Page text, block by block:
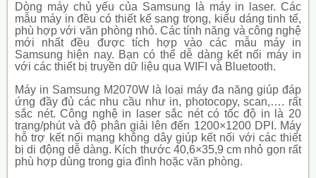
Dòng máy chủ yếu của Samsung là máy in laser. Các
mẫu máy in đều có thiết kế sang trọng, kiểu dáng tinh tế,
phù hợp với văn phòng nhỏ. Các tính năng và công nghệ
mới nhất đều được tích hợp vào các mẫu máy in
Samsung hiện nay. Bạn có thể dễ dàng kết nối máy in
với các thiết bị truyền dữ liệu qua WIFI và Bluetooth.
Máy in Samsung M2070W là loại máy đa năng giúp đáp
ứng đầy đủ các nhu cầu như in, photocopy, scan,…. rất
sắc nét. Công nghệ in laser sắc nét có tốc độ in là 20
trang/phút và độ phân giải lên đến 1200×1200 DPI. Máy
hỗ trợ kết nối mạng không dây giúp kết nối với các thiết
bị di động dễ dàng. Kích thước 40,6×35,9 cm nhỏ gọn rất
phù hợp dùng trong gia đình hoặc văn phòng.